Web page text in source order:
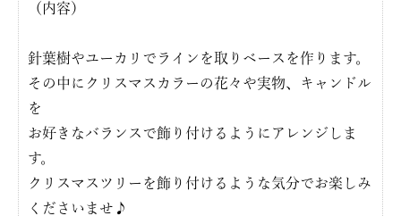
（内容）
針葉樹やユーカリでラインを取りベースを作ります。
その中にクリスマスカラーの花々や実物、キャンドル
を
お好きなバランスで飾り付けるようにアレンジしま
す。
クリスマスツリーを飾り付けるような気分でお楽しみ
くださいませ♪